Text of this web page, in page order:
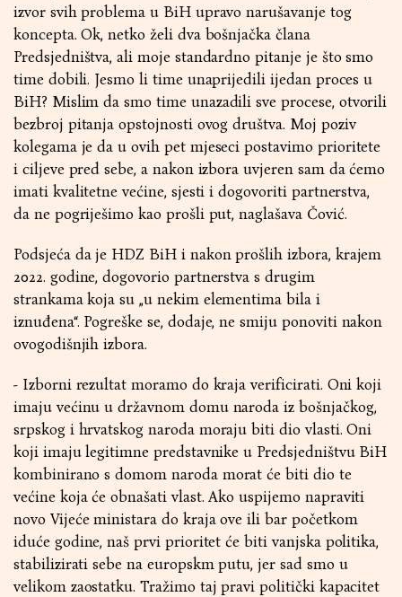
izvor svih problema u BiH upravo narušavanje tog
koncepta. Ok, netko želi dva bošnjačka člana
Predsjedništva, ali moje standardno pitanje je što smo
time dobili. Jesmo li time unaprijedili ijedan proces u
BiH? Mislim da smo time unazadili sve procese, otvorili
bezbroj pitanja opstojnosti ovog društva. Moj poziv
kolegama je da u ovih pet mjeseci postavimo prioritete
i ciljeve pred sebe, a nakon izbora uvjeren sam da ćemo
imati kvalitetne većine, sjesti i dogovoriti partnerstva,
da ne pogriješimo kao prošli put, naglašava Čović.
Podsjeća da je HDZ BiH i nakon prošlih izbora, krajem
2022. godine, dogovorio partnerstva s drugim
strankama koja su „u nekim elementima bila i
iznuđena“. Pogreške se, dodaje, ne smiju ponoviti nakon
ovogodišnjih izbora.
- Izborni rezultat moramo do kraja verificirati. Oni koji
imaju većinu u državnom domu naroda iz bošnjačkog,
srpskog i hrvatskog naroda moraju biti dio vlasti. Oni
koji imaju legitimne predstavnike u Predsjedništvu BiH
kombinirano s domom naroda morat će biti dio te
većine koja će obnašati vlast. Ako uspijemo napraviti
novo Vijeće ministara do kraja ove ili bar početkom
iduće godine, naš prvi prioritet će biti vanjska politika,
stabilizirati sebe na europskm putu, jer sad smo u
velikom zaostatku. Tražimo taj pravi politički kapacitet